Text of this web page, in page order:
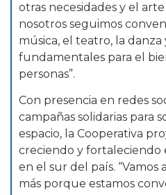
otras necesidades y el
nosotros seguimos
música, el teatro, la danza
fundamentales para el
personas”.
Con presencia en redes
campañas solidarias para
espacio, la Cooperativa
creciendo y fortaleciendo
en el sur del país. “Vamos
más porque estamos